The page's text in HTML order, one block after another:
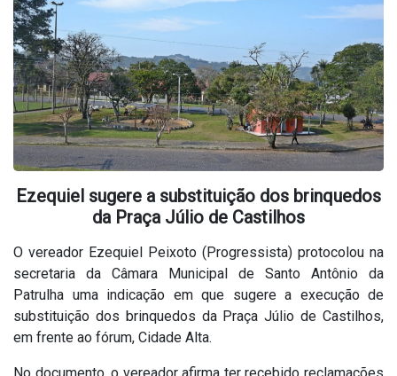
Ezequiel sugere a substituição dos brinquedos
da Praça Júlio de Castilhos
O vereador Ezequiel Peixoto (Progressista) protocolou na
secretaria da Câmara Municipal de Santo Antônio da
Patrulha uma indicação em que sugere a execução de
substituição dos brinquedos da Praça Júlio de Castilhos,
em frente ao fórum, Cidade Alta.